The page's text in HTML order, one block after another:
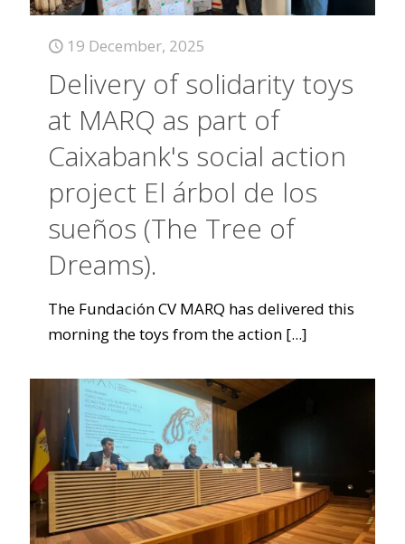
19 December, 2025
Delivery of solidarity toys
at MARQ as part of
Caixabank's social action
project El árbol de los
sueños (The Tree of
Dreams).
The Fundación CV MARQ has delivered this
morning the toys from the action [...]